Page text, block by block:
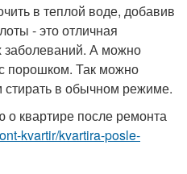
в теплой воде, добавив
- это отличная
заболеваний. А можно
порошком. Так можно
стирать в обычном режиме.
квартире после ремонта
kvartir/kvartira-posle-